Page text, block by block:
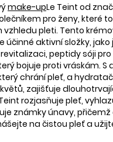
make-upLe Teint od
pro ženy, které
pleti. Tento
účinné aktivní složky, jako
peptidy sóji
bojuje proti vráskám.
chrání pleť, a
zajišťuje
rozjasňuje pleť,
známky únavy,
na čistou pleť a